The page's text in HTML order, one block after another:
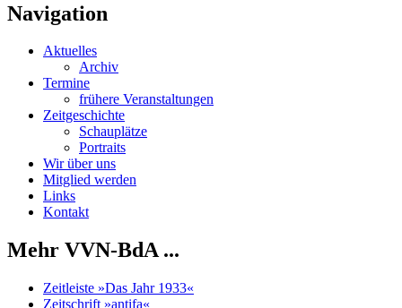
Navigation
Aktuelles
Archiv
Termine
frühere Veranstaltungen
Zeitgeschichte
Schauplätze
Portraits
Wir über uns
Mitglied werden
Links
Kontakt
Mehr VVN-BdA ...
Zeitleiste »Das Jahr 1933«
Zeitschrift »antifa«